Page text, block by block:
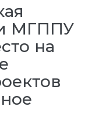
МГППУ
на